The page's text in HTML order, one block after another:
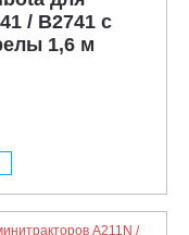
/ B2741 с
1,6 м